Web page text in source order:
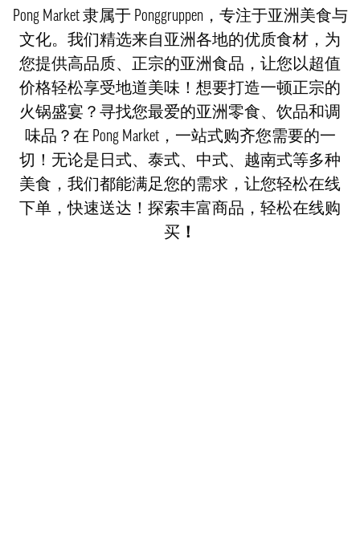
Pong Market 隶属于 Ponggruppen，专注于亚洲美食与
文化。我们精选来自亚洲各地的优质食材，为
您提供高品质、正宗的亚洲食品，让您以超值
价格轻松享受地道美味！想要打造一顿正宗的
火锅盛宴？寻找您最爱的亚洲零食、饮品和调
味品？在 Pong Market，一站式购齐您需要的一
切！无论是日式、泰式、中式、越南式等多种
美食，我们都能满足您的需求，让您轻松在线
下单，快速送达！探索丰富商品，轻松在线购
买 ！